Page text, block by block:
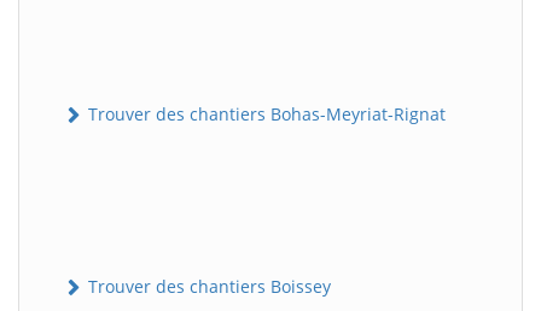
Trouver des chantiers Bohas-Meyriat-Rignat
Trouver des chantiers Boissey